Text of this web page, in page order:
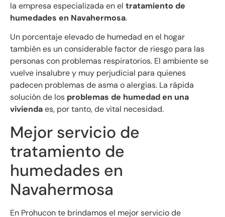
la empresa especializada en el tratamiento de
humedades en Navahermosa.
Un porcentaje elevado de humedad en el hogar
también es un considerable factor de riesgo para las
personas con problemas respiratorios. El ambiente se
vuelve insalubre y muy perjudicial para quienes
padecen problemas de asma o alergias. La rápida
solución de los problemas de humedad en una
viviendaes, por tanto, de vital necesidad.
Mejor servicio de
tratamiento de
humedades en
Navahermosa
En Prohucon te brindamos el mejor servicio de